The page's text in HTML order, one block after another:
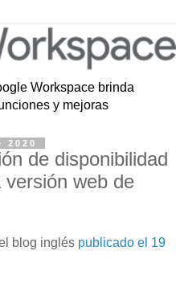
Workspace brinda
y mejoras
2020
de disponibilidad
web de
blog inglés publicado el 19